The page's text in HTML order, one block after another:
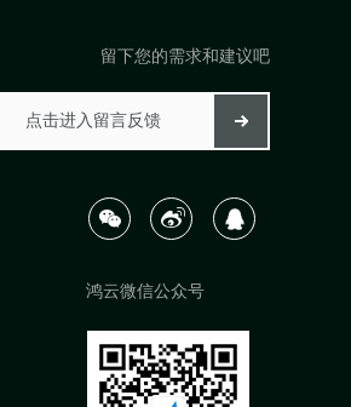
留下您的需求和建议吧
鸿云微信公众号